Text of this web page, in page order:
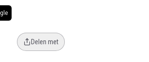
Delen met